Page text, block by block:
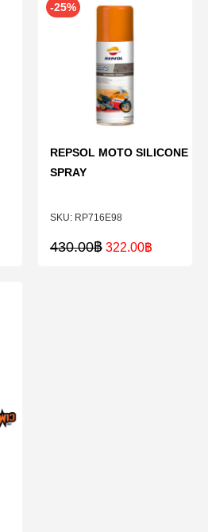
-25%
RP716E98
REPSOL MOTO SILICONE
SPRAY
430.00฿ 322.00฿